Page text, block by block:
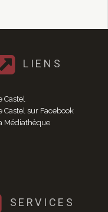
LIENS
Castel
Castel sur Facebook
Médiathèque
SERVICES